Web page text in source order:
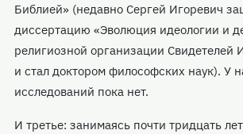
Библией» (недавно Сергей Игоревич
диссертацию «Эволюция идеологии и
религиозной организации Свидетелей
и стал доктором философских наук). У
исследований пока нет.
И третье: занимаясь почти тридцать